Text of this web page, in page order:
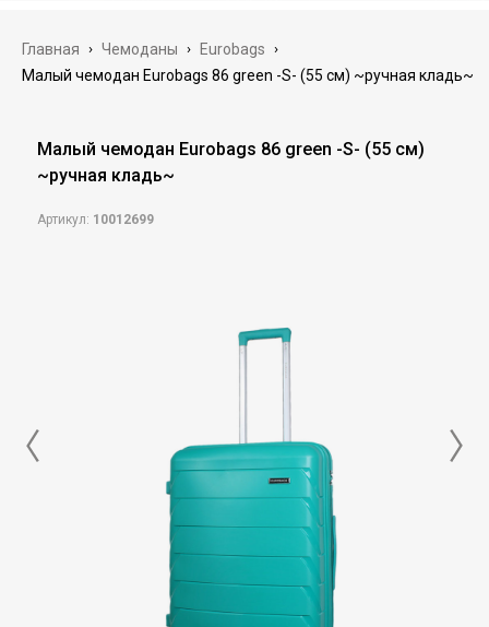
Главная › Чемоданы › Eurobags ›
Малый чемодан Eurobags 86 green -S- (55 см) ~ручная кладь~
Малый чемодан Eurobags 86 green -S- (55 см)
~ручная кладь~
Артикул: 10012699